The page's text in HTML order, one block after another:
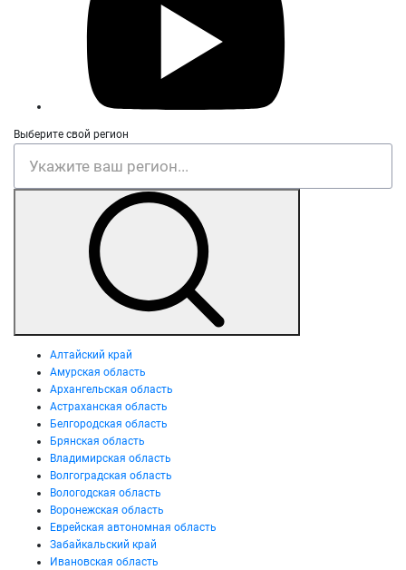
Выберите свой регион
Алтайский край
Амурская область
Архангельская область
Астраханская область
Белгородская область
Брянская область
Владимирская область
Волгоградская область
Вологодская область
Воронежская область
Еврейская автономная область
Забайкальский край
Ивановская область